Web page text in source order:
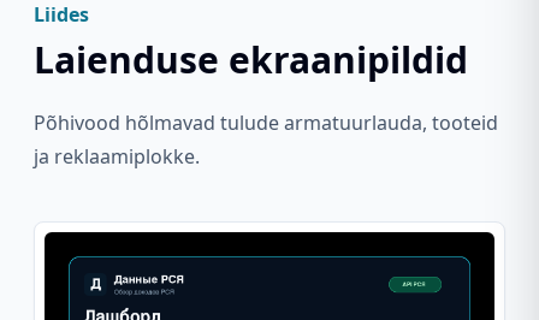
Liides
Laienduse ekraanipildid
Põhivood hõlmavad tulude armatuurlauda, tooteid
ja reklaamiplokke.